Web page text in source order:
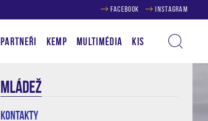
FACEBOOK INSTAGRAM
PARTNEŘI KEMP MULTIMÉDIA KIS
MLÁDEŽ
KONTAKTY